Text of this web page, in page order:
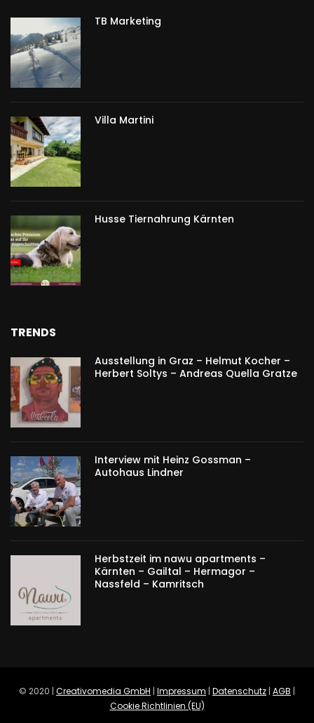
TB Marketing
Villa Martini
Husse Tiernahrung Kärnten
TRENDS
Ausstellung in Graz – Helmut Kocher –
Herbert Soltys – Andreas Quella Gratze
Interview mit Heinz Gossman –
Autohaus Lindner
Herbstzeit im nawu apartments –
Kärnten – Gailtal – Hermagor –
Nassfeld – Kamritsch
© 2020 | Creativomedia GmbH | Impressum | Datenschutz | AGB |
Cookie Richtlinien (EU)